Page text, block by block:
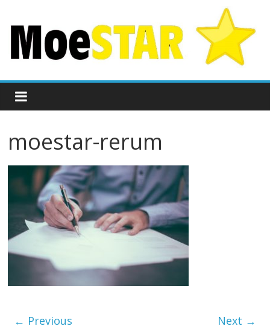
moestar-rerum
← Previous Next →